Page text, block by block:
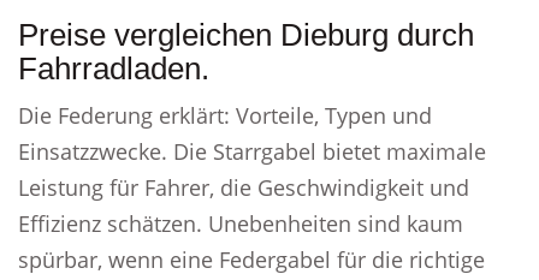
Preise vergleichen Dieburg durch
Fahrradladen.
Die Federung erklärt: Vorteile, Typen und
Einsatzzwecke. Die Starrgabel bietet maximale
Leistung für Fahrer, die Geschwindigkeit und
Effizienz schätzen. Unebenheiten sind kaum
spürbar, wenn eine Federgabel für die richtige